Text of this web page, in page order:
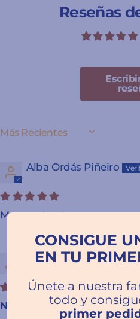
Reseñas
SORT BY
Alba Ordás Piñeiro
Muy contenta
Raquel González
Nos encanta
CONSIGUE
EN TU
Únete a nuestra
todo y
primer